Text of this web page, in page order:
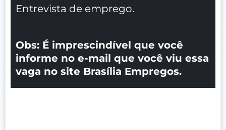
Entrevista de emprego.
Obs: É imprescindível que você
informe no e-mail que você viu essa
vaga no site Brasília Empregos.